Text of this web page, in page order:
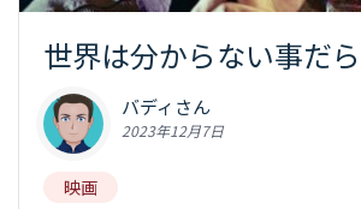
世界は分からない事だ
バディさん
2023年12月7日
映画